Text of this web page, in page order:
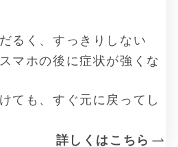
るく、すっきりしない
マホの後に症状が強くな
ても、すぐ元に戻ってし
詳しくはこちら